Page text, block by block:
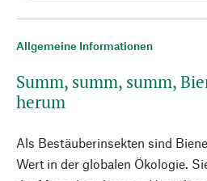
Allgemeine Informationen
Summ, summ, summ,
herum
Als Bestäuberinsekten sind
Wert in der globalen Ökologie.